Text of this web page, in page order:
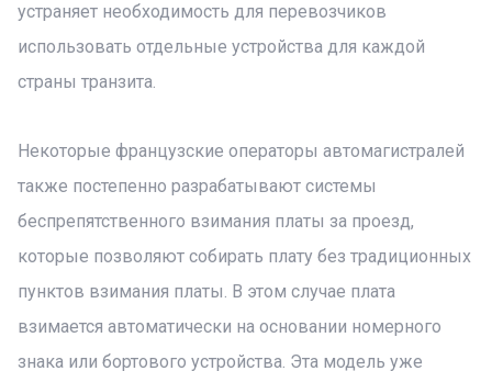
устраняет необходимость для перевозчиков
использовать отдельные устройства для каждой
страны транзита.
Некоторые французские операторы автомагистралей
также постепенно разрабатывают системы
беспрепятственного взимания платы за проезд,
которые позволяют собирать плату без традиционных
пунктов взимания платы. В этом случае плата
взимается автоматически на основании номерного
знака или бортового устройства. Эта модель уже